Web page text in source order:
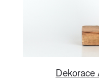
Dekorace